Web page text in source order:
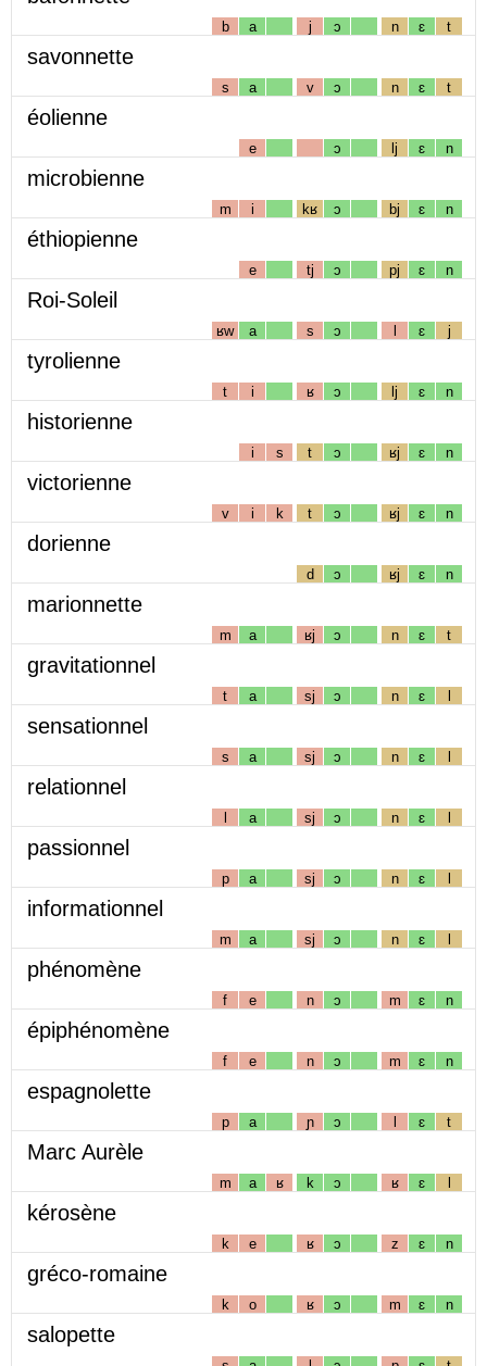
b a j ɔ n ɛ t
savonnette
s a v ɔ n ɛ t
éolienne
e ɔ lj ɛ n
microbienne
m i kʁ ɔ bj ɛ n
éthiopienne
e tj ɔ pj ɛ n
Roi-Soleil
ʁw a s ɔ l ɛ j
tyrolienne
t i ʁ ɔ lj ɛ n
historienne
i s t ɔ ʁj ɛ n
victorienne
v i k t ɔ ʁj ɛ n
dorienne
d ɔ ʁj ɛ n
marionnette
m a ʁj ɔ n ɛ t
gravitationnel
t a sj ɔ n ɛ l
sensationnel
s a sj ɔ n ɛ l
relationnel
l a sj ɔ n ɛ l
passionnel
p a sj ɔ n ɛ l
informationnel
m a sj ɔ n ɛ l
phénomène
f e n ɔ m ɛ n
épiphénomène
f e n ɔ m ɛ n
espagnolette
p a ɲ ɔ l ɛ t
Marc Aurèle
m a ʁ k ɔ ʁ ɛ l
kérosène
k e ʁ ɔ z ɛ n
gréco-romaine
k o ʁ ɔ m ɛ n
salopette